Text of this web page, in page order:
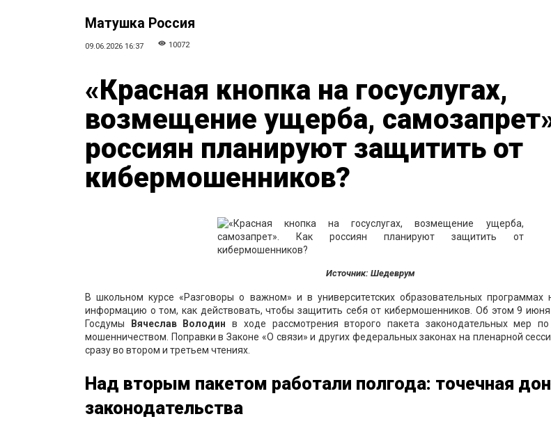
Матушка Россия
09.06.2026 16:37 10072
«Красная кнопка на госуслугах,
возмещение ущерба,
россиян планируют защитить от
кибермошенников?
Источник: Шедеврум
В школьном курсе «Разговоры о важном» и в университетских образовательных программах
информацию о том, как действовать, чтобы защитить себя от кибермошенников. Об этом 9 июня
Госдумы
Вячеслав Володин в ходе рассмотрения второго пакета законодательных мер
мошенничеством. Поправки в Законе «О связи» и других федеральных законах на пленарной
сразу во втором и третьем чтениях.
Над вторым пакетом работали полгода: точечная
законодательства